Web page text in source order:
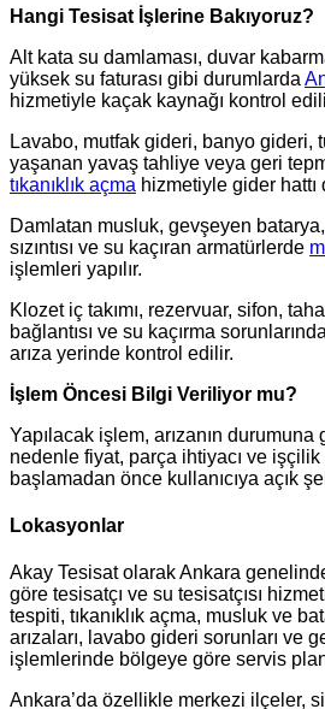
Hangi Tesisat İşlerine Bakıyoruz?
Alt kata su damlaması, duvar
yüksek su faturası gibi durumlarda
hizmetiyle kaçak kaynağı kontrol
Lavabo, mutfak gideri, banyo gideri,
yaşanan yavaş tahliye veya geri
tıkanıklık açma hizmetiyle gider
Damlatan musluk, gevşeyen
sızıntısı ve su kaçıran armatürlerde
işlemleri yapılır.
Klozet iç takımı, rezervuar, sifon,
bağlantısı ve su kaçırma sorunlarında
arıza yerinde kontrol edilir.
İşlem Öncesi Bilgi Veriliyor mu?
Yapılacak işlem, arızanın
nedenle fiyat, parça ihtiyacı ve işçilik
başlamadan önce kullanıcıya açık
Lokasyonlar
Akay Tesisat olarak Ankara
göre tesisatçı ve su tesisatçısı
tespiti, tıkanıklık açma, musluk ve
arızaları, lavabo gideri sorunları ve
işlemlerinde bölgeye göre servis
Ankara’da özellikle merkezi ilçeler,